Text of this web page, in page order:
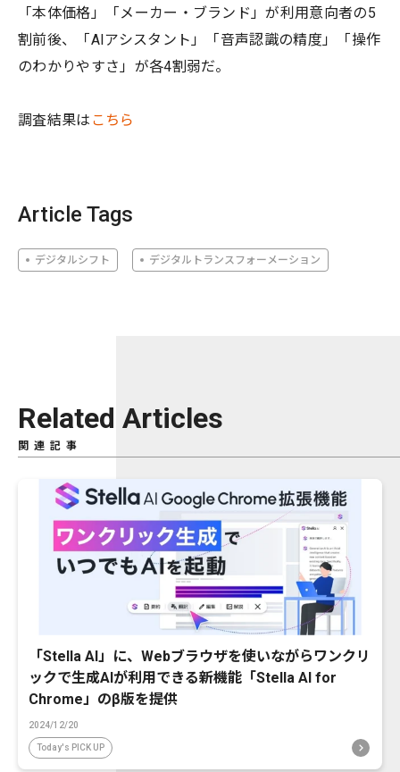
「本体価格」「メーカー・ブランド」が利用意向者の5
割前後、「AIアシスタント」「音声認識の精度」「操作
のわかりやすさ」が各4割弱だ。
調査結果は こちら
Article Tags
デジタルシフト デジタルトランスフォーメーション
Related Articles
関連記事
「Stella AI」に、Webブラウザを使いながらワンクリ
ックで生成AIが利用できる新機能「Stella AI for
Chrome」のβ版を提供
2024/12/20
Today's PICK UP